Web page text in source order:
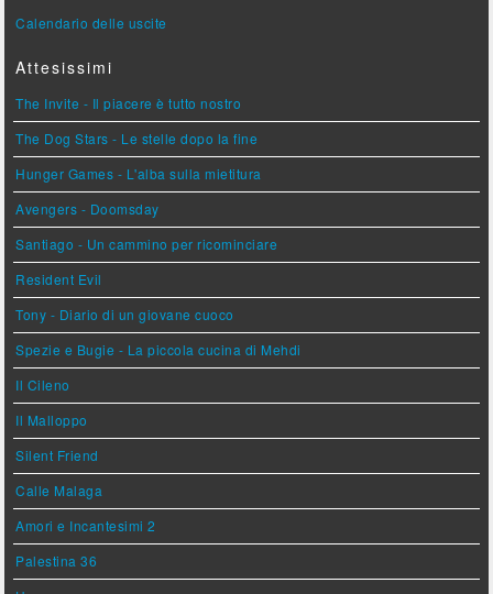
Calendario delle uscite
Attesissimi
The Invite - Il piacere è tutto nostro
The Dog Stars - Le stelle dopo la fine
Hunger Games - L'alba sulla mietitura
Avengers - Doomsday
Santiago - Un cammino per ricominciare
Resident Evil
Tony - Diario di un giovane cuoco
Spezie e Bugie - La piccola cucina di Mehdi
Il Cileno
Il Malloppo
Silent Friend
Calle Malaga
Amori e Incantesimi 2
Palestina 36